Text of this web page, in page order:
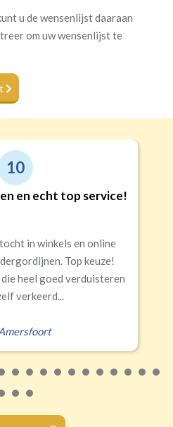
u de wensenlijst daaraan
om uw wensenlijst te
10
en echt top service!
in winkels en online
Top keuze!
heel goed verduisteren
verkeerd...